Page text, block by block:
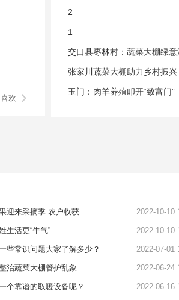
欢
2
1
张家川蔬菜大棚助力乡村振兴
玉门：肉羊养殖叩开“致富门”
迎来采摘季 农户收获... 2022-10-10
生活更“牛气” 2022-10-10
些常识问题大家了解多少？ 2022-07-01
治蔬菜大棚管护乱象 2022-06-24
个靠谱的取暖设备呢？ 2022-06-16